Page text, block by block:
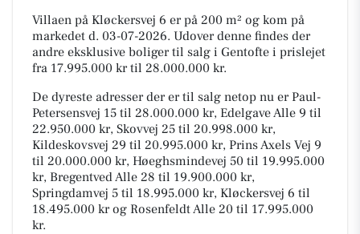
Villaen på Kløckersvej 6 er på 200 m² og kom på
markedet d. 03-07-2026. Udover denne findes der
andre eksklusive boliger til salg i Gentofte i prislejet
fra 17.995.000 kr til 28.000.000 kr.
De dyreste adresser der er til salg netop nu er Paul-
Petersensvej 15 til 28.000.000 kr, Edelgave Alle 9 til
22.950.000 kr, Skovvej 25 til 20.998.000 kr,
Kildeskovsvej 29 til 20.995.000 kr, Prins Axels Vej 9
til 20.000.000 kr, Høeghsmindevej 50 til 19.995.000
kr, Bregentved Alle 28 til 19.900.000 kr,
Springdamvej 5 til 18.995.000 kr, Kløckersvej 6 til
18.495.000 kr og Rosenfeldt Alle 20 til 17.995.000
kr.